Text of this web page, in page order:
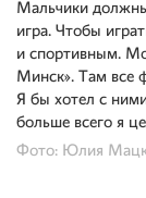
Мальчики
игра. Чтобы
и спортивным.
Минск». Там все
Я бы хотел с
больше всего я
Фото: Юлия